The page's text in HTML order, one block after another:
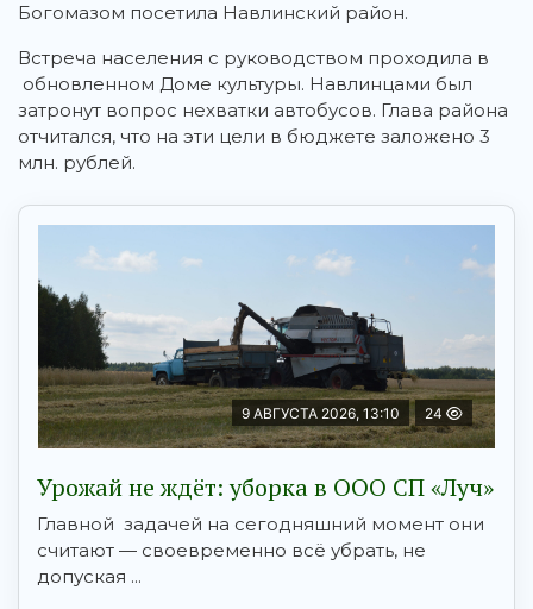
Богомазом посетила Навлинский район.
Встреча населения с руководством проходила в
обновленном Доме культуры. Навлинцами был
затронут вопрос нехватки автобусов. Глава района
отчитался, что на эти цели в бюджете заложено 3
млн. рублей.
9 АВГУСТА 2026, 13:10 24
Урожай не ждёт: уборка в ООО СП «Луч»
Главной задачей на сегодняшний момент они
считают — своевременно всё убрать, не
допуская ...